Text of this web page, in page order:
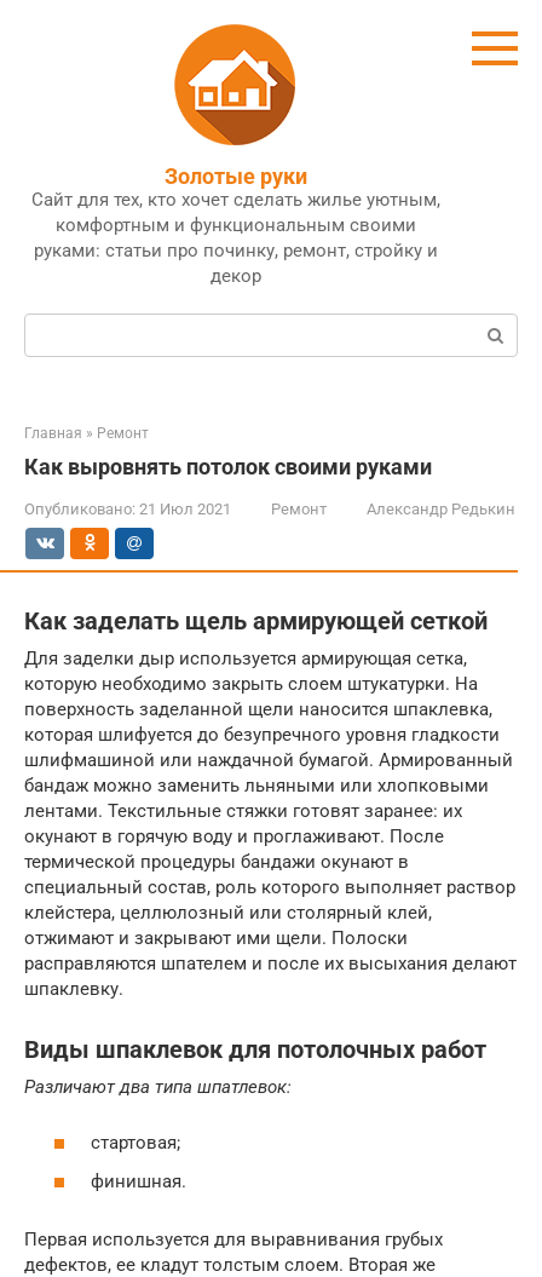
Золотые руки
Сайт для тех, кто хочет сделать жилье уютным,
комфортным и функциональным своими
руками: статьи про починку, ремонт, стройку и
декор
Поиск:
Главная » Ремонт
Как выровнять потолок своими руками
Опубликовано: 21 Июл 2021 Ремонт Александр Редькин
Как заделать щель армирующей сеткой
Для заделки дыр используется армирующая сетка,
которую необходимо закрыть слоем штукатурки. На
поверхность заделанной щели наносится шпаклевка,
которая шлифуется до безупречного уровня гладкости
шлифмашиной или наждачной бумагой. Армированный
бандаж можно заменить льняными или хлопковыми
лентами. Текстильные стяжки готовят заранее: их
окунают в горячую воду и проглаживают. После
термической процедуры бандажи окунают в
специальный состав, роль которого выполняет раствор
клейстера, целлюлозный или столярный клей,
отжимают и закрывают ими щели. Полоски
расправляются шпателем и после их высыхания делают
шпаклевку.
Виды шпаклевок для потолочных работ
Различают два типа шпатлевок:
стартовая;
финишная.
Первая используется для выравнивания грубых
дефектов, ее кладут толстым слоем. Вторая же